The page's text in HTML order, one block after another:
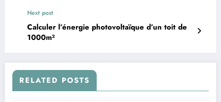
Next post
Calculer l’énergie photovoltaïque d’un toit de
1000m²
RELATED POSTS